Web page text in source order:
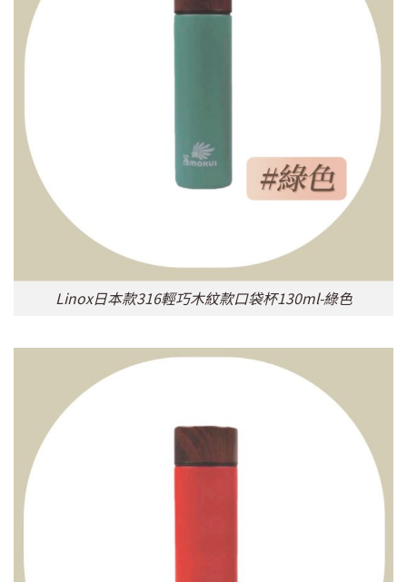
Linox日本款316輕巧木紋款口袋杯130ml-綠色